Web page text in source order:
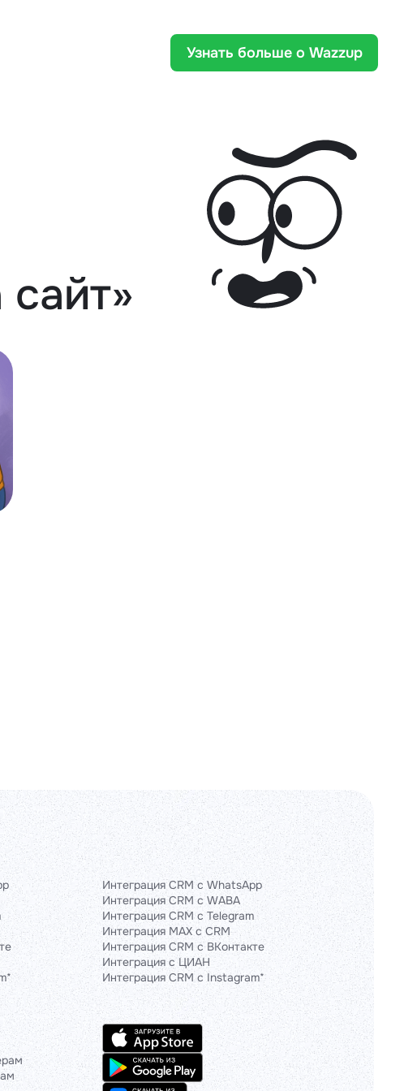
Узнать больше о Wazzup
Интеграция CRM с WhatsApp
Интеграция CRM с WABA
Интеграция CRM с Telegram
Интеграция MAX с CRM
Интеграция CRM с ВКонтакте
Интеграция с ЦИАН
Интеграция CRM с Instagram*